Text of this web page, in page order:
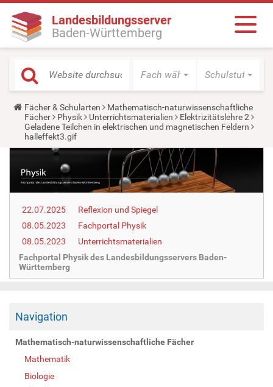
Landesbildungsserver
Baden-Württemberg
Fach wählen Schulstufe
Y
o
u
a
r
e
r
e
Fächer & Schularten
Mathematisch-naturwissenschaftliche
Fächer
Physik Unterrichtsmaterialien
Elektrizitätslehre 2
Geladene Teilchen in elektrischen und magnetischen Feldern
halleffekt3.gif
22.07.2025
Reflexion und Spiegel
08.05.2023
Fachportal Physik
08.05.2023
Unterrichtsmaterialien
Fachportal Physik des Landesbildungsservers Baden-
Württemberg
Navigation
Mathematisch-naturwissenschaftliche Fächer
Mathematik
Biologie